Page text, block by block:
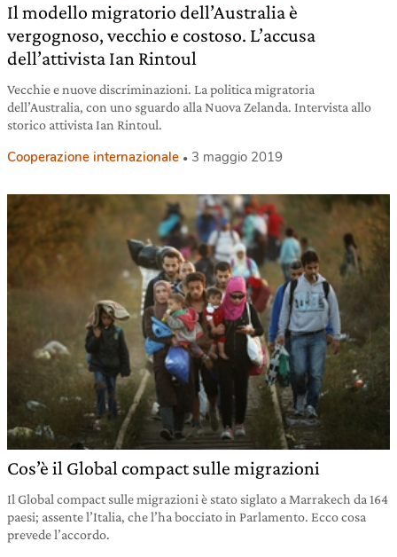
Il modello migratorio dell’Australia è
vergognoso, vecchio e costoso. L’accusa
dell’attivista Ian Rintoul
Vecchie e nuove discriminazioni. La politica migratoria
dell’Australia, con uno sguardo alla Nuova Zelanda. Intervista allo
storico attivista Ian Rintoul.
Cooperazione internazionale 3 maggio 2019
Cos’è il Global compact sulle migrazioni
Il Global compact sulle migrazioni è stato siglato a Marrakech da 164
paesi; assente l’Italia, che l’ha bocciato in Parlamento. Ecco cosa
prevede l’accordo.